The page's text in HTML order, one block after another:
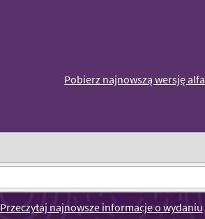
Pobierz najnowszą wersję alfa
Przeczytaj najnowsze informacje o wydaniu